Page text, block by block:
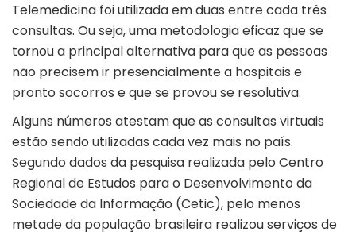
Telemedicina foi utilizada em duas entre cada três
consultas. Ou seja, uma metodologia eficaz que se
tornou a principal alternativa para que as pessoas
não precisem ir presencialmente a hospitais e
pronto socorros e que se provou se resolutiva.
Alguns números atestam que as consultas virtuais
estão sendo utilizadas cada vez mais no país.
Segundo dados da pesquisa realizada pelo Centro
Regional de Estudos para o Desenvolvimento da
Sociedade da Informação (Cetic), pelo menos
metade da população brasileira realizou serviços de